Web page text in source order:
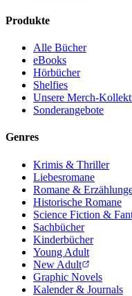
Produkte
Alle Bücher
eBooks
Hörbücher
Shelfies
Unsere Merch-
Sonderangebote
Genres
Krimis & Thriller
Liebesromane
Romane &
Historische Romane
Science Fiction &
Sachbücher
Kinderbücher
Young Adult
New Adult
Graphic Novels
Kalender & Journals